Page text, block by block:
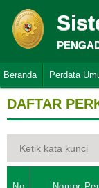
Beranda Perdata
DAFTAR